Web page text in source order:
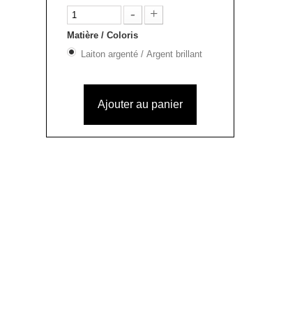
Matière / Coloris
Laiton argenté / Argent brillant
Ajouter au panier